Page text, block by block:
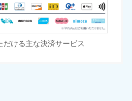
だける主な決済サービス